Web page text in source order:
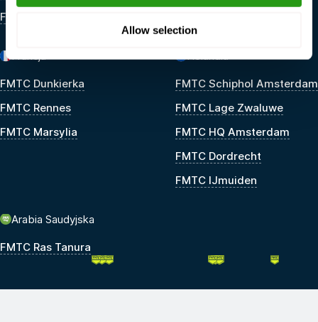
Allow selection
FMTC M&A Lafayette
FMTC Dunkierka
FMTC Rennes
FMTC Marsylia
FMTC Schiphol Amsterdam
FMTC Lage Zwaluwe
FMTC HQ Amsterdam
FMTC Dordrecht
FMTC IJmuiden
Arabia Saudyjska
FMTC Ras Tanura